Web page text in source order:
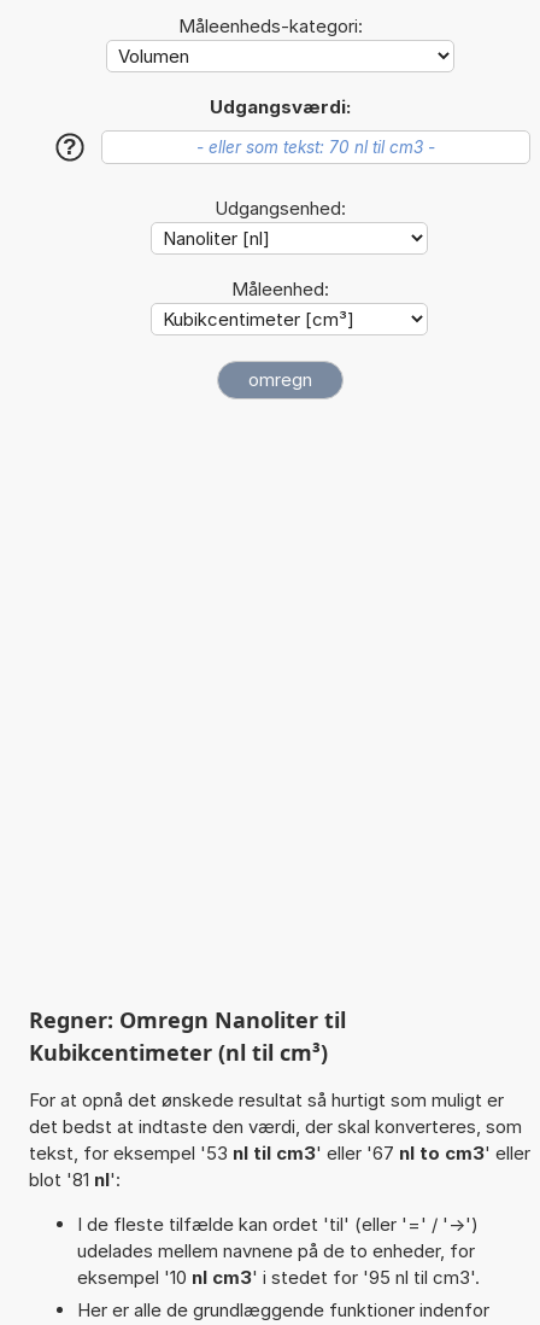
Måleenheds-kategori:
Udgangsværdi:
?
Udgangsenhed:
Måleenhed:
Regner: Omregn Nanoliter til
Kubikcentimeter (nl til cm³)
For at opnå det ønskede resultat så hurtigt som muligt er
det bedst at indtaste den værdi, der skal konverteres, som
tekst, for eksempel '53 nl til cm3' eller '67 nl to cm3' eller
blot '81 nl':
I de fleste tilfælde kan ordet 'til' (eller '=' / '->')
udelades mellem navnene på de to enheder, for
eksempel '10 nl cm3' i stedet for '95 nl til cm3'.
Her er alle de grundlæggende funktioner indenfor